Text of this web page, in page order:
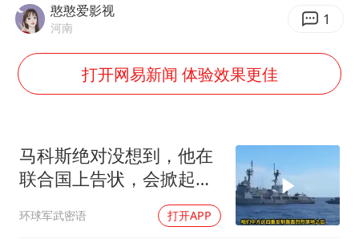
夏日经济乘“热”而上 消费市场向“新”而行
白海豚将正面袭击贯穿浙江
黄金牛市回来了吗
杭州全市有序停课
憨憨爱影视
河南 1
打开网易新闻 体验效果更佳
马科斯绝对没想到，他在
联合国上告状，会掀起中
环球军武密语 打开APP